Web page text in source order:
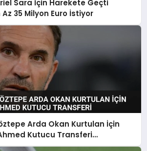
Sara İçin Harekete Geçti
35 Milyon Euro İstiyor
Arda Okan Kurtulan İçin
Kutucu Transferi